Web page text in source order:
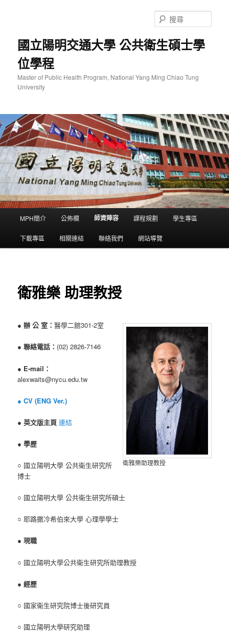
國立陽明交通大學 公共衛生碩士學
位學程
Master of Public Health Program, National Yang Ming Chiao Tung
University
尋
MPH簡介 公佈欄 師資陣容 課程規劃 學生專區
下載專區 相關連結 聯絡我們 網站導覽
衛雅樂 助理教授
衛雅樂助理教授
●辦 公 室：醫學二館301-2室
●聯絡電話： (02) 2826-7146
● E-mail：
alexwaits@nycu.edu.tw
●CV (ENG Ver.)
●英文版主頁 連結
●學歷
○ 國立陽明大學 公共衛生研究所
博士
○ 國立陽明大學 公共衛生研究所碩士
○ 耶路撒冷希伯來大學 心理學學士
● 現職
○ 國立陽明大學公共衛生研究所助理教授
●經歷
○ 國家衛生研究院博士後研究員
○ 國立陽明大學研究助理